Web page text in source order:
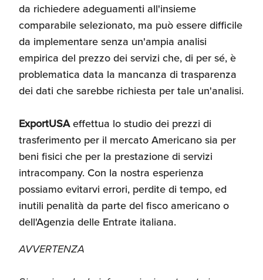
da richiedere adeguamenti all'insieme
comparabile selezionato, ma può essere difficile
da implementare senza un'ampia analisi
empirica del prezzo dei servizi che, di per sé, è
problematica data la mancanza di trasparenza
dei dati che sarebbe richiesta per tale un'analisi.
ExportUSAeffettua lo studio dei prezzi di
trasferimento per il mercato Americano sia per
beni fisici che per la prestazione di servizi
intracompany. Con la nostra esperienza
possiamo evitarvi errori, perdite di tempo, ed
inutili penalità da parte del fisco americano o
dell'Agenzia delle Entrate italiana.
AVVERTENZA